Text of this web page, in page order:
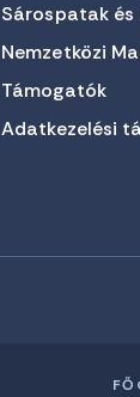
Sárospatak és
Nemzetközi
Támogatók
Adatkezelési